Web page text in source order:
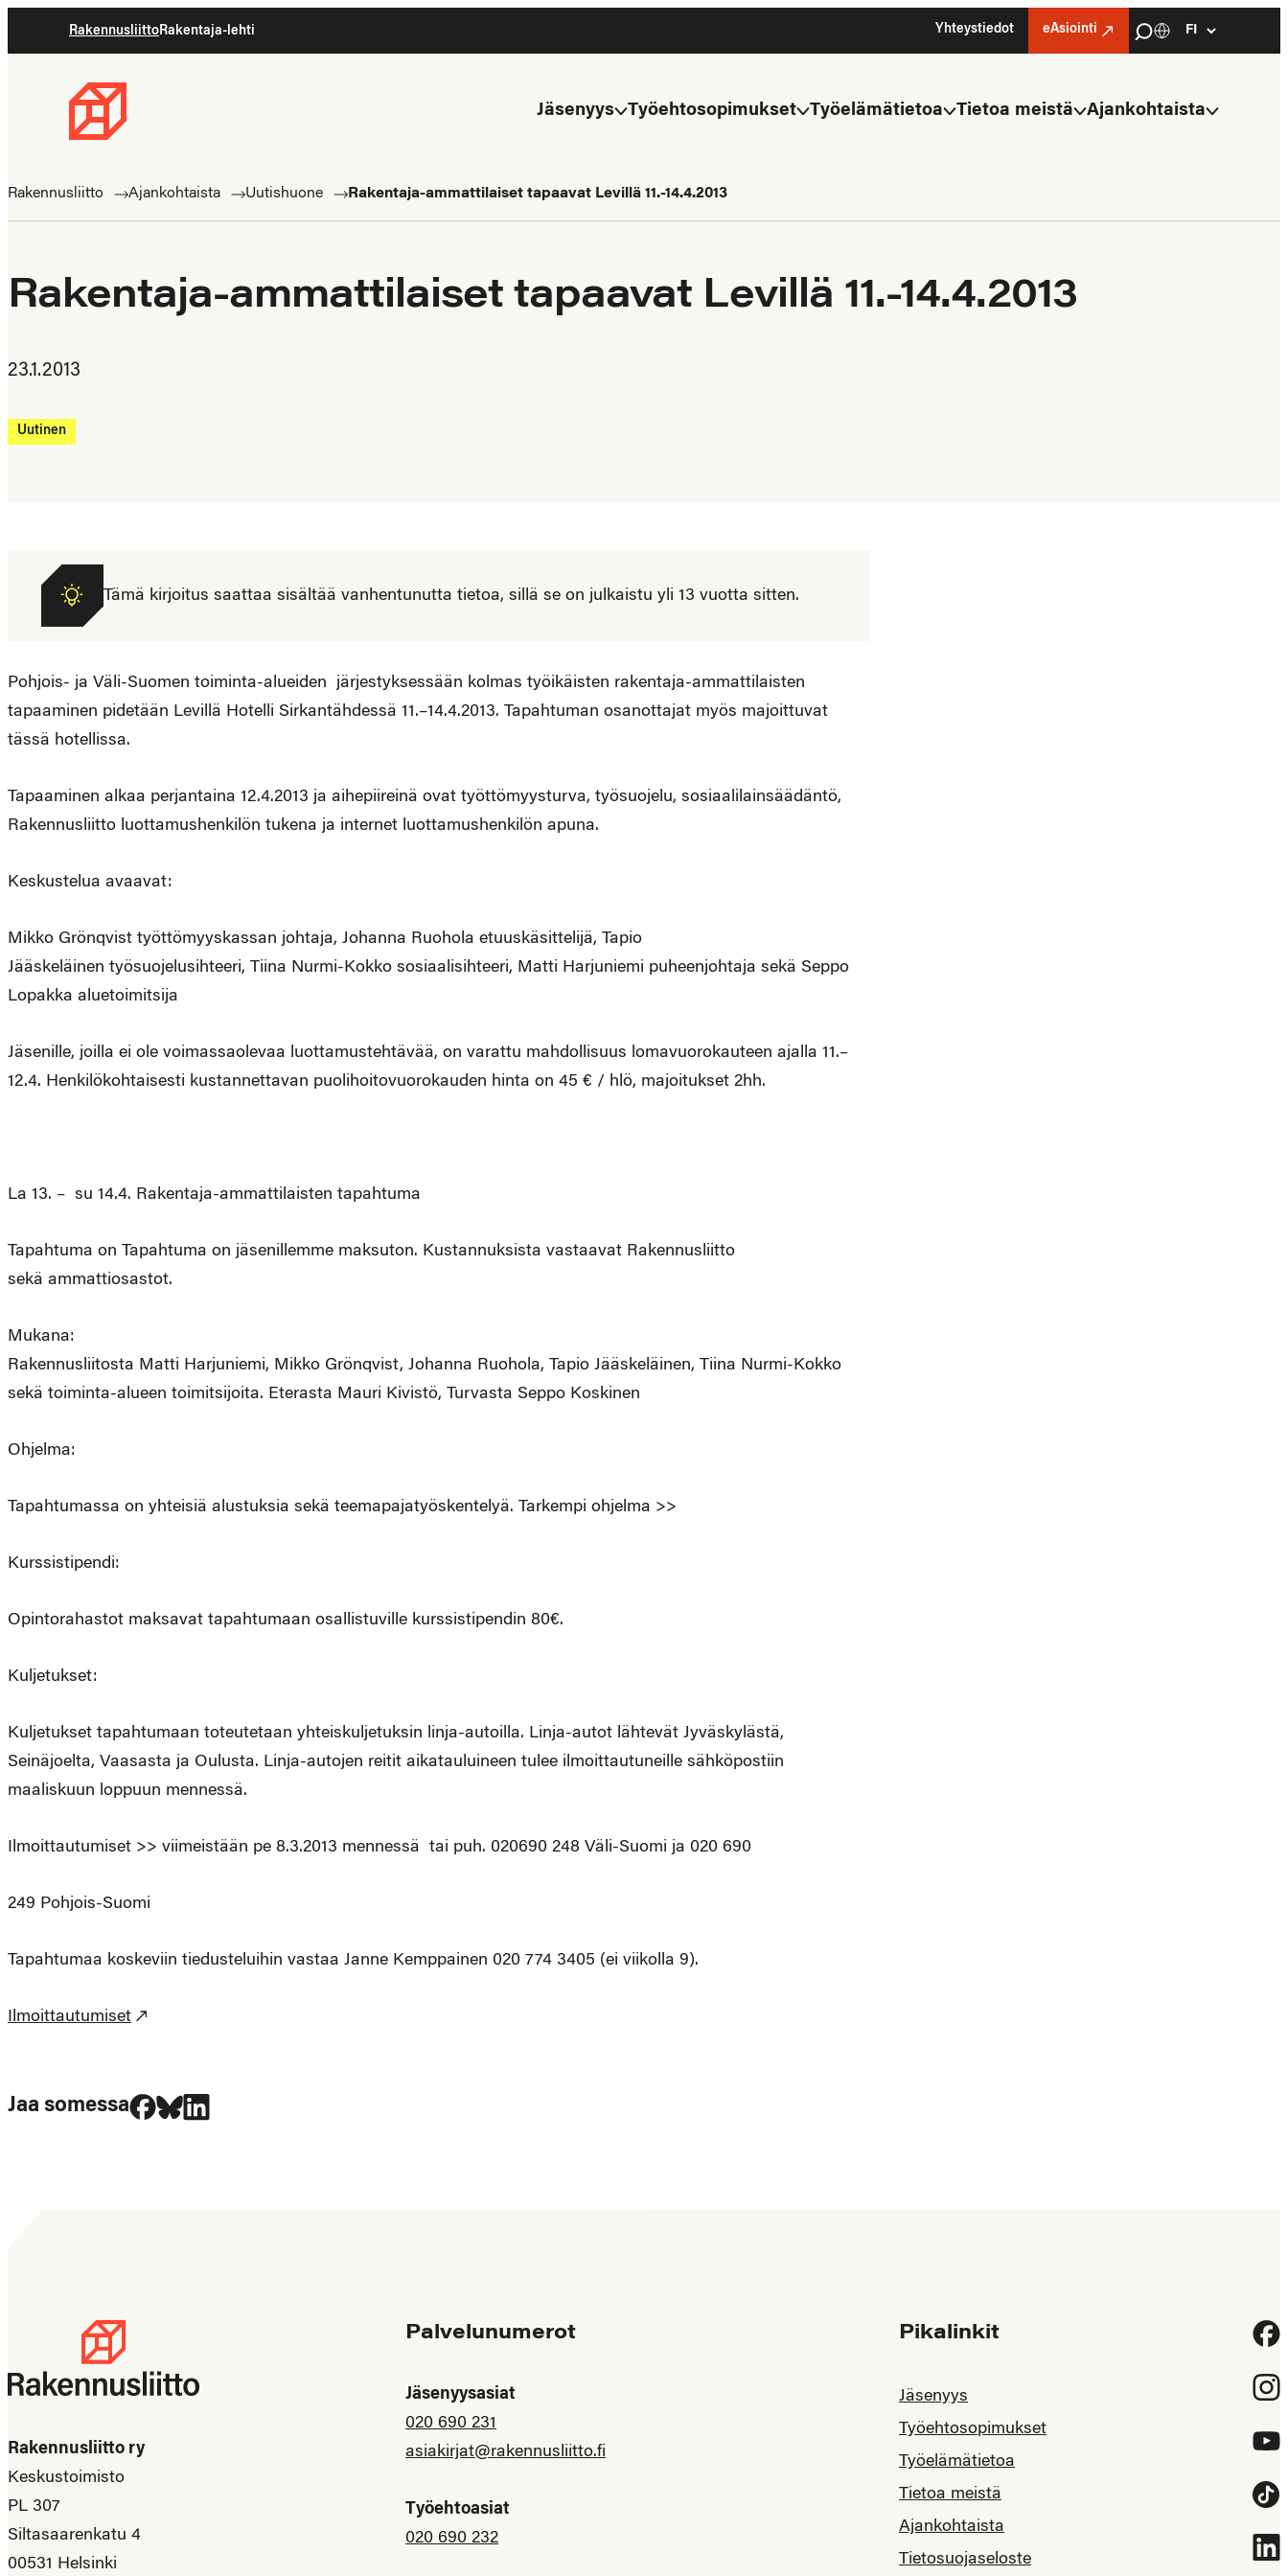
suoraan
RakennusliittoRakentaja-lehti Yhteystiedot eAsiointi
Haku
Kielivalinta
Select
Rakennusliitto
ammattilaisten
Jäsenyys Työehtosopimukset Työelämätietoa Tietoa meistä Ajankohtaista
Rakennusliitto Ajankohtaista Uutishuone Rakentaja-ammattilaiset tapaavat Levillä 11.-14.4.2013
Rakentaja-ammattilaiset tapaavat Levillä 11.-14.4.2013
23.1.2013
Uutinen
Tämä kirjoitus saattaa sisältää vanhentunutta tietoa, sillä se on julkaistu yli 13 vuotta sitten.
Pohjois- ja Väli-Suomen toiminta-alueiden järjestyksessään kolmas työikäisten rakentaja-ammattilaisten
tapaaminen pidetään Levillä Hotelli Sirkantähdessä 11.–14.4.2013. Tapahtuman osanottajat myös majoittuvat
tässä hotellissa.
Tapaaminen alkaa perjantaina 12.4.2013 ja aihepiireinä ovat työttömyysturva, työsuojelu, sosiaalilainsäädäntö,
Rakennusliitto luottamushenkilön tukena ja internet luottamushenkilön apuna.
Keskustelua avaavat:
Mikko Grönqvist työttömyyskassan johtaja, Johanna Ruohola etuuskäsittelijä, Tapio
Jääskeläinen työsuojelusihteeri, Tiina Nurmi-Kokko sosiaalisihteeri, Matti Harjuniemi puheenjohtaja sekä Seppo
Lopakka aluetoimitsija
Jäsenille, joilla ei ole voimassaolevaa luottamustehtävää, on varattu mahdollisuus lomavuorokauteen ajalla 11.–
12.4. Henkilökohtaisesti kustannettavan puolihoitovuorokauden hinta on 45 € / hlö, majoitukset 2hh.
La 13. – su 14.4. Rakentaja-ammattilaisten tapahtuma
Tapahtuma on Tapahtuma on jäsenillemme maksuton. Kustannuksista vastaavat Rakennusliitto
sekä ammattiosastot.
Mukana:
Rakennusliitosta Matti Harjuniemi, Mikko Grönqvist, Johanna Ruohola, Tapio Jääskeläinen, Tiina Nurmi-Kokko
sekä toiminta-alueen toimitsijoita. Eterasta Mauri Kivistö, Turvasta Seppo Koskinen
Ohjelma:
Tapahtumassa on yhteisiä alustuksia sekä teemapajatyöskentelyä. Tarkempi ohjelma >>
Kurssistipendi:
Opintorahastot maksavat tapahtumaan osallistuville kurssistipendin 80€.
Kuljetukset:
Kuljetukset tapahtumaan toteutetaan yhteiskuljetuksin linja-autoilla. Linja-autot lähtevät Jyväskylästä,
Seinäjoelta, Vaasasta ja Oulusta. Linja-autojen reitit aikatauluineen tulee ilmoittautuneille sähköpostiin
maaliskuun loppuun mennessä.
Ilmoittautumiset >> viimeistään pe 8.3.2013 mennessä tai puh. 020690 248 Väli-Suomi ja 020 690
249 Pohjois-Suomi
Tapahtumaa koskeviin tiedusteluihin vastaa Janne Kemppainen 020 774 3405 (ei viikolla 9).
Ilmoittautumiset
Jaa somessa
Jaa Facebookissa
Jaa Blueskyssa
Jaa LinkedIn:ssä
Rakennusliitto ry
Keskustoimisto
PL 307
Siltasaarenkatu 4
00531 Helsinki
Palvelunumerot
Jäsenyysasiat
020 690 231
asiakirjat@rakennusliitto.fi
Työehtoasiat
020 690 232
Pikalinkit
Jäsenyys
Työehtosopimukset
Työelämätietoa
Tietoa meistä
Ajankohtaista
Tietosuojaseloste